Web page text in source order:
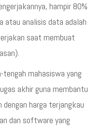
hampir 80%
atau analisis data adalah
saat membuat
mahasiswa yang
akhir guna membantu
harga terjangkau
dan software yang